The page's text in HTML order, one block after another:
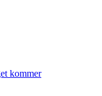
kommer